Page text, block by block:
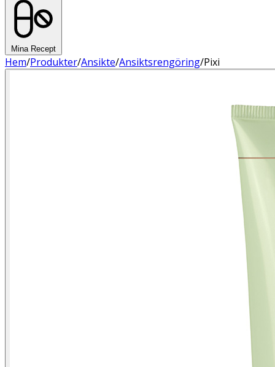
Mina Recept
Hem/Produkter/Ansikte/Ansiktsrengöring/Pixi